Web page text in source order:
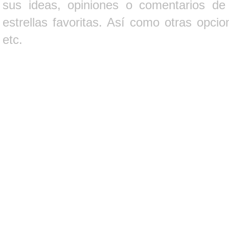
sus ideas, opiniones o comentarios
estrellas favoritas. Así como otras
etc.